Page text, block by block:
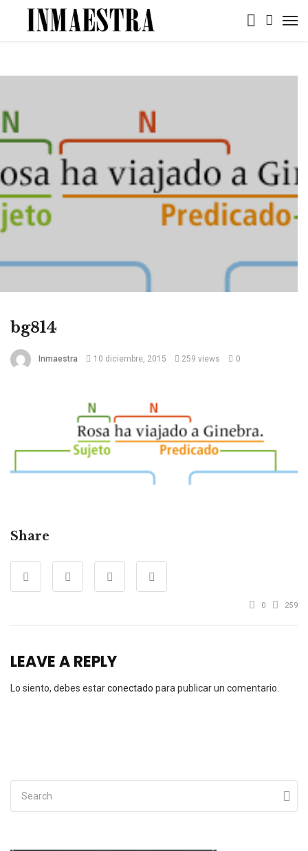
bg814
Inmaestra 10 diciembre, 2015 259 views 0
Share
0 259
LEAVE A REPLY
Lo siento, debes estarconectado para publicar un comentario.